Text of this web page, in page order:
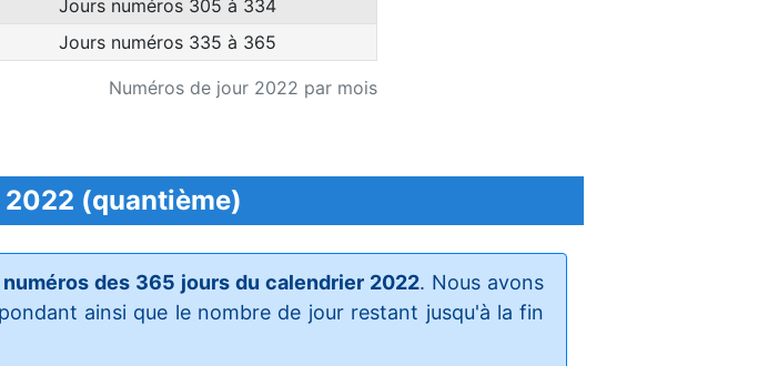
Numéros de jour 2022 par mois
Jours numéros 305 à 334
Jours numéros 335 à 365
(quantième)
numéros des 365 jours du calendrier 2022. Nous avons
ainsi que le nombre de jour restant jusqu'à la fin